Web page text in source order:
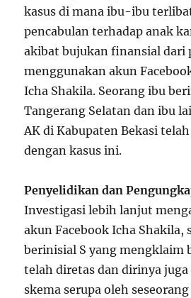
kasus di mana ibu-ibu
pencabulan terhadap anak
akibat bujukan finansial dari
menggunakan akun
Icha Shakila. Seorang ibu
Tangerang Selatan dan ibu
AK di Kabupaten Bekasi
dengan kasus ini.
Penyelidikan dan
Investigasi lebih lanjut
akun Facebook Icha Shakila,
berinisial S yang mengklaim
telah diretas dan dirinya
skema serupa oleh